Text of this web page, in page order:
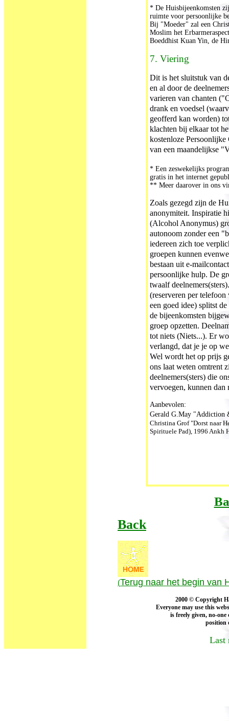
* De Huisbijeenkomsten
ruimte voor persoonlijke
Bij "Moeder" zal een
Moslim het
Boeddhist Kuan Yin, de
7. Viering
Dit is het sluitstuk van
en al door de
varieren van chanten
drank en voedsel
geofferd kan worden)
klachten bij elkaar tot
kostenloze
van een maandelijkse
* Een zeswekelijks
gratis in het internet
** Meer daarover in ons
Zoals gezegd zijn de
anonymiteit. Inspiratie
(Alcohol Anonymus)
autonoom zonder een
iedereen zich toe
groepen kunnen
bestaan uit e-
persoonlijke hulp. De
twaalf
(reserveren per
een goed idee) splitst
de bijeenkomsten
groep opzetten.
tot niets (Niets...). Er
verlangd, dat je je op
Wel wordt het op prijs
ons laat weten omtrent
deelnemers(sters) die
vervoegen, kunnen
Aanbevolen:
Gerald G.May "Addiction
Christina Grof "Dorst naar
Spirituele Pad), 1996 Ankh
Back
(Terug naar het begin van
2000 © Copyright
Everyone may use this
is freely given, no-
position
Last